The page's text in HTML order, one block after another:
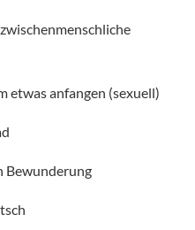
etwas anfangen (sexuell)
Bewunderung